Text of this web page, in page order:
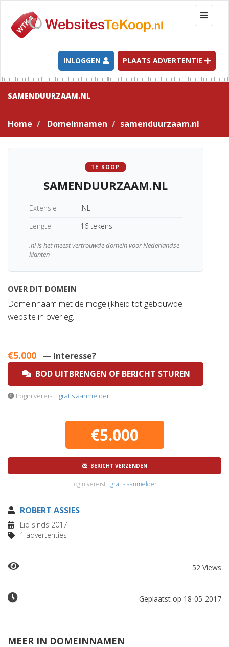
T
o
g
l
e
n
a
t
INLOGGEN PLAATS ADVERTENTIE
SAMENDUURZAAM.NL
Home Domeinnamen samenduurzaam.nl
TE KOOP
SAMENDUURZAAM.NL
Extensie
.NL
Lengte
16 tekens
.nl is het meest vertrouwde domein voor Nederlandse
klanten
OVER DIT DOMEIN
Domeinnaam met de mogelijkheid tot gebouwde
website in overleg.
€5.000 — Interesse?
BOD UITBRENGEN OF BERICHT STUREN
Login vereist · gratis aanmelden
€5.000
BERICHT VERZENDEN
Login vereist · gratis aanmelden
ROBERT ASSIES
Lid sinds 2017
1 advertenties
52 Views
Geplaatst op 18-05-2017
MEER IN DOMEINNAMEN